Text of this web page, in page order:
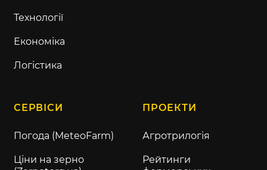
Технології
Економіка
Логістика
СЕРВІСИ
Погода (MeteoFarm)
Ціни на зерно
ПРОЕКТИ
Агротрилогія
Рейтинги